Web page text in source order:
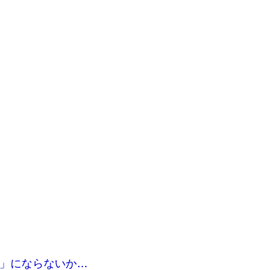
にならないか…